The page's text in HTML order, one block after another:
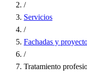
/
Servicios
/
Fachadas y
/
Tratamiento